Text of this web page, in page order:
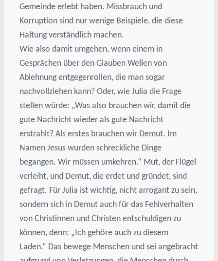
Gemeinde erlebt haben. Missbrauch und
Korruption sind nur wenige Beispiele, die diese
Haltung verständlich machen.
Wie also damit umgehen, wenn einem in
Gesprächen über den Glauben Wellen von
Ablehnung entgegenrollen, die man sogar
nachvollziehen kann? Oder, wie Julia die Frage
stellen würde: „Was also brauchen wir, damit die
gute Nachricht wieder als gute Nachricht
erstrahlt? Als erstes brauchen wir Demut. Im
Namen Jesus wurden schreckliche Dinge
begangen. Wir müssen umkehren.“ Mut, der Flügel
verleiht, und Demut, die erdet und gründet, sind
gefragt. Für Julia ist wichtig, nicht arrogant zu sein,
sondern sich in Demut auch für das Fehlverhalten
von Christinnen und Christen entschuldigen zu
können, denn: „Ich gehöre auch zu diesem
Laden.“ Das bewege Menschen und sei angebracht